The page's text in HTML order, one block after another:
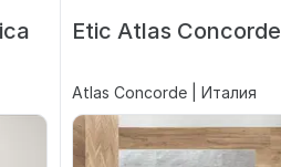
Etic Atlas Concorde
Atlas Concorde | Италия